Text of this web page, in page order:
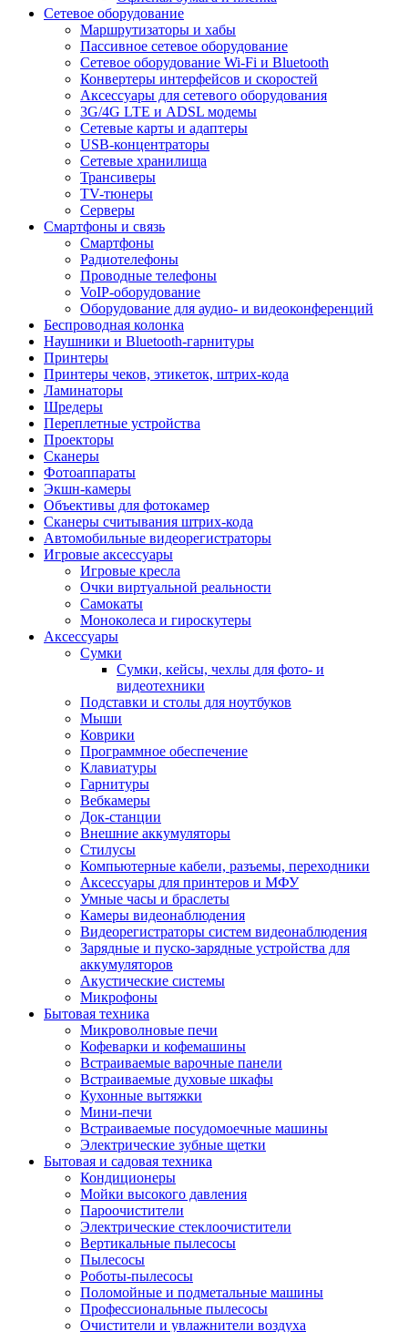
Сетевое оборудование
Маршрутизаторы и хабы
Пассивное сетевое оборудование
Сетевое оборудование Wi-Fi и Bluetooth
Конвертеры интерфейсов и скоростей
Аксессуары для сетевого оборудования
3G/4G LTE и ADSL модемы
Сетевые карты и адаптеры
USB-концентраторы
Сетевые хранилища
Трансиверы
TV-тюнеры
Серверы
Смартфоны и связь
Смартфоны
Радиотелефоны
Проводные телефоны
VoIP-оборудование
Оборудование для аудио- и видеоконференций
Беспроводная колонка
Наушники и Bluetooth-гарнитуры
Принтеры
Принтеры чеков, этикеток, штрих-кода
Ламинаторы
Шредеры
Переплетные устройства
Проекторы
Сканеры
Фотоаппараты
Экшн-камеры
Объективы для фотокамер
Сканеры считывания штрих-кода
Автомобильные видеорегистраторы
Игровые аксессуары
Игровые кресла
Очки виртуальной реальности
Самокаты
Моноколеса и гироскутеры
Аксессуары
Сумки
Сумки, кейсы, чехлы для фото- и
видеотехники
Подставки и столы для ноутбуков
Мыши
Коврики
Программное обеспечение
Клавиатуры
Гарнитуры
Вебкамеры
Док-станции
Внешние аккумуляторы
Стилусы
Компьютерные кабели, разъемы, переходники
Аксессуары для принтеров и МФУ
Умные часы и браслеты
Камеры видеонаблюдения
Видеорегистраторы систем видеонаблюдения
Зарядные и пуско-зарядные устройства для
аккумуляторов
Акустические системы
Микрофоны
Бытовая техника
Микроволновые печи
Кофеварки и кофемашины
Встраиваемые варочные панели
Встраиваемые духовые шкафы
Кухонные вытяжки
Мини-печи
Встраиваемые посудомоечные машины
Электрические зубные щетки
Бытовая и садовая техника
Кондиционеры
Мойки высокого давления
Пароочистители
Электрические стеклоочистители
Вертикальные пылесосы
Пылесосы
Роботы-пылесосы
Поломойные и подметальные машины
Профессиональные пылесосы
Очистители и увлажнители воздуха